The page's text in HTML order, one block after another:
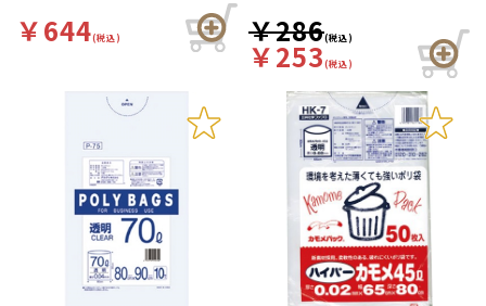
す。
￥644(税込) ￥286(税込)
￥253(税込)